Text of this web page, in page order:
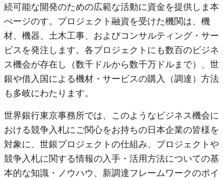
続可能な開発のための広範な活動に資金を提供しま本
ぺージのす。プロジェクト融資を受けた機関は、機
材、機器、土木工事、およびコンサルティング・サー
ビスを発注します。各プロジェクトにも数百のビジネ
ス機会が存在し（数千ドルから数千万ドルまで）、世
銀や借入国による機材・サービスの購入（調達）方法
も多岐にわたります。
世界銀行東京事務所では、このようなビジネス機会に
おける競争入札にご関心をお持ちの日本企業の皆様を
対象に、世銀プロジェクトの仕組み、プロジェクトや
競争入札に関する情報の入手・活用方法についての基
本的な知識・ノウハウ、新調達フレームワークのポイ